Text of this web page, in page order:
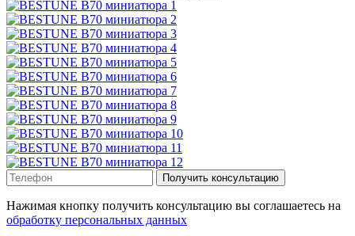
Получить консультацию
Нажимая кнопку получить консультацию вы соглашаетесь на
обработку персональных данных